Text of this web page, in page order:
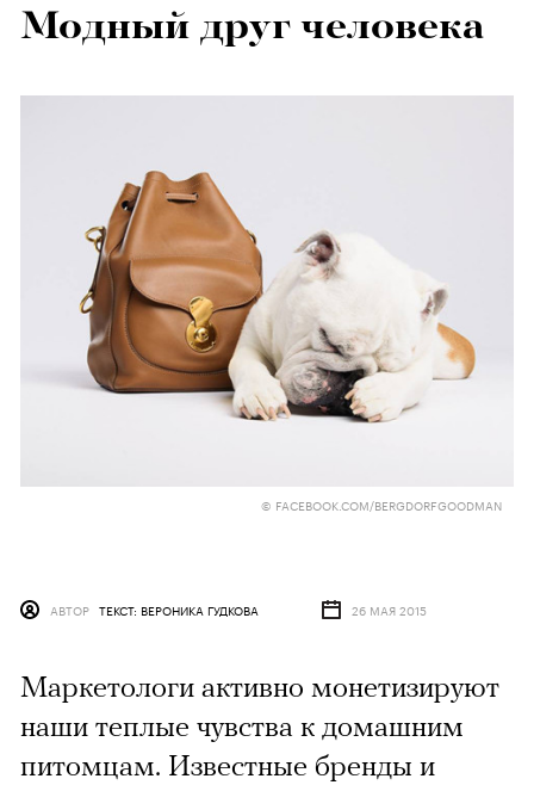
Модный друг человека
© FACEBOOK.COM/BERGDORFGOODMAN
АВТОР ТЕКСТ: ВЕРОНИКА ГУДКОВА 26 МАЯ 2015
Маркетологи активно монетизируют
наши теплые чувства к домашним
питомцам. Известные бренды и